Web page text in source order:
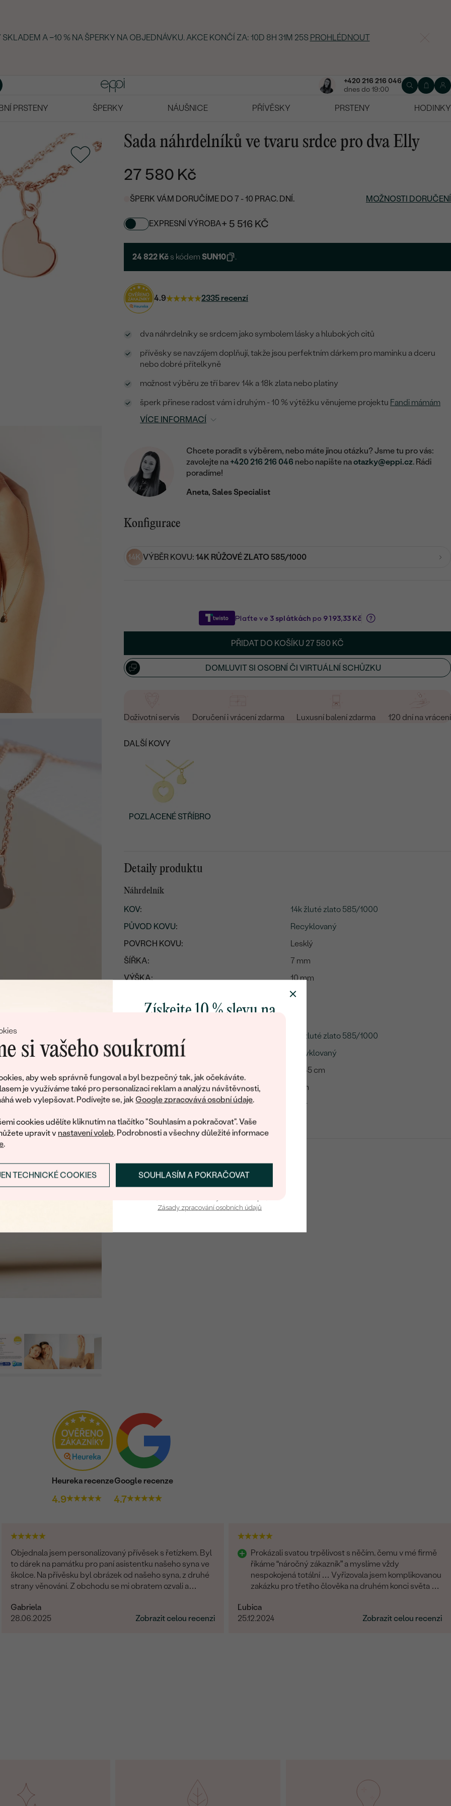
si vašeho soukromí
aby web správně fungoval a byl bezpečný tak, jak očekáváte.
je využíváme také pro personalizaci reklam a analýzu návštěvnosti,
web vylepšovat. Podívejte se, jakGoogle zpracovává osobní údaje.
cookies udělíte kliknutím na tlačítko "Souhlasím a pokračovat". Vaše
upravit v nastavení voleb. Podrobnosti a všechny důležité informace
.
SOUHLASÍM A POKRAČOVAT
TECHNICKÉ COOKIES
SKLADEM A −10 % NA ŠPERKY NA OBJEDNÁVKU. AKCE KONČÍ ZA: 10D 8H 31M 24S PROHLÉDNOUT
+420 216 216 046
dnes do 19:00
PRSTENY ŠPERKY NÁUŠNICE PŘÍVĚSKY PRSTENY
HODINKY
Sada náhrdelníků ve tvaru srdce pro dva Elly
27 580 Kč
ŠPERK VÁM DORUČÍME DO 7 - 10 PRAC. DNÍ. MOŽNOSTI DORUČENÍ
EXPRESNÍ VÝROBA+ 5 516 KČ
24 822 Kč s kódemSUN10 .
4.9 2335 recenzí
dva náhrdelníky se srdcem jako symbolem lásky a hlubokých citů
přívěsky se navzájem doplňují, takže jsou perfektním dárkem pro maminku a dceru
nebo dobré přítelkyně
možnost výběru ze tří barev 14k a 18k zlata nebo platiny
šperk přinese radost vám i druhým - 10 % výtěžku věnujeme projektu Fandi mámám
VÍCE INFORMACÍ
Chcete poradit s výběrem, nebo máte jinou otázku? Jsme tu pro vás:
zavolejte na +420 216 216 046 nebo napište naotazky@eppi.cz. Rádi
poradíme!
Aneta, Sales Specialist
Konfigurace
14K VÝBĚR KOVU: 14K RŮŽOVÉ ZLATO 585/1000
PŘIDAT DO KOŠÍKU 27 580 KČ
DOMLUVIT SI OSOBNÍ ČI VIRTUÁLNÍ SCHŮZKU
Doživotní servis Doručení i vrácení zdarma Luxusní balení zdarma 120 dní na vrácení
DALŠÍ KOVY
POZLACENÉ STŘÍBRO
Detaily produktu
Náhrdelník
KOV:
14k žluté zlato 585/1000
PŮVOD KOVU:
Recyklovaný
POVRCH KOVU:
Lesklý
ŠÍŘKA:
7 mm
VÝŠKA:
10 mm
1.6 g
KOV
14k žluté zlato 585/1000
PŮVOD KOVU:
Recyklovaný
40-45 cm
ŠÍŘKA:
1 mm
TYP:
Ankr
Náhrdelník
PŮVOD KOVU:
POVRCH KOVU:
CELKOVÁ PŘIBLIŽNÁ VÁHA:
2.5 g
Heureka recenze
4.9
Google recenze
4.7
Objednala jsem personalizovaný přívěsek s řetízkem. Byl
to dárek na památku pro paní asistentku našeho syna ve
školce. Na přívěsku byl obrázek od našeho syna, z druhé
strany věnování. Z obchodu se mi obratem ozvali a
nádherný, udělal velikou radost, je originální a opravdová
památka. Jednání s paní po e-mailu bylo rychlé a
Gabriela
28.06.2025
Zobrazit celou recenzi
Prokázali svatou trpělivost s něčím, čemu v mé firmě
říkáme “náročný zákazník” a myslíme vždy
nespokojená totální … Vyřizovala jsem komplikovanou
zakázku pro třetího člověka na druhém konci světa a
Ľubica
25.12.2024
Zobrazit celou recenzi
Získejte 10 % slevu na
poctivě vyráběných šperků Eppi.
Jako dárek na přivítání vám obratem
zašleme slevový kód na váš první
PŘIHLÁSIT SE A ZÍSKAT SLEVU
Zásady zpracování osobních údajů